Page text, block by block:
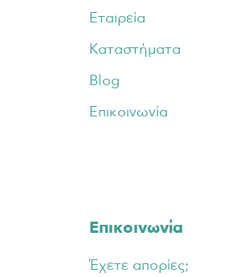
Εταιρεία
Καταστήματα
Blog
Επικοινωνία
Επικοινωνία
Έχετε απορίες;